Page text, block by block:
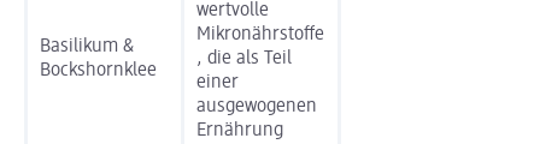
Basilikum &
Bockshornklee
wertvolle
Mikronährstoffe
, die als Teil
einer
ausgewogenen
Ernährung